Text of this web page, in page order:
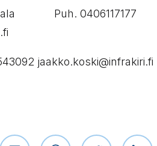
Puh. 0406117177